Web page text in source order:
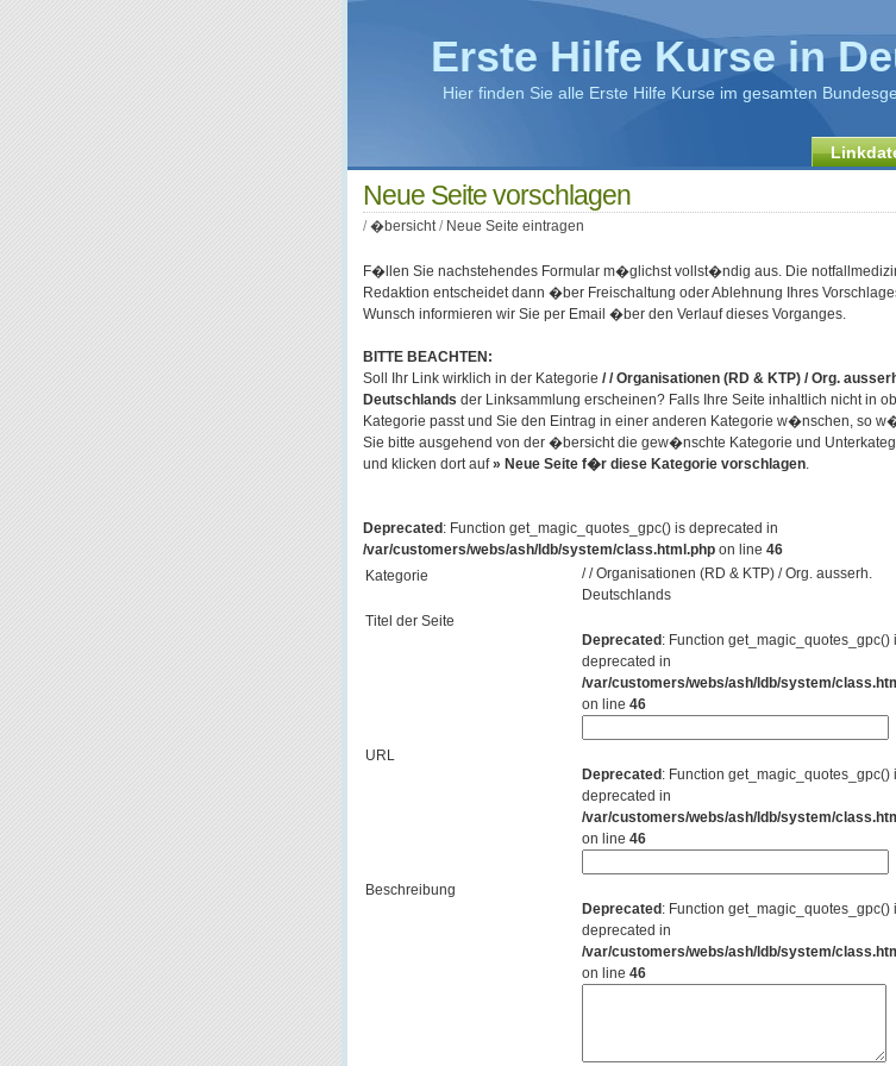
Erste Hilfe Kurse in
Hier finden Sie alle Erste Hilfe Kurse im gesamten
Neue Seite vorschlagen
/ �bersicht/ Neue Seite eintragen
F�llen Sie nachstehendes Formular m�glichst vollst�ndig aus. Die
Redaktion entscheidet dann �ber Freischaltung oder Ablehnung Ihres
Wunsch informieren wir Sie per Email �ber den Verlauf dieses Vorganges.
BITTE BEACHTEN:
Soll Ihr Link wirklich in der Kategorie / / Organisationen (RD & KTP) / Org.
Deutschlands der Linksammlung erscheinen? Falls Ihre Seite inhaltlich nicht in
Kategorie passt und Sie den Eintrag in einer anderen Kategorie w�nschen, so
Sie bitte ausgehend von der �bersicht die gew�nschte Kategorie und
und klicken dort auf» Neue Seite f�r diese Kategorie vorschlagen.
Deprecated : Function get_magic_quotes_gpc() is deprecated in
/var/customers/webs/ash/ldb/system/class.html.php on line 46
Kategorie
/ / Organisationen (RD & KTP) / Org. ausserh.
Deutschlands
Titel der Seite
Deprecated : Function get_magic_quotes_gpc()
deprecated in
/var/customers/webs/ash/ldb/system/
on line 46
URL
Deprecated : Function get_magic_quotes_gpc()
deprecated in
/var/customers/webs/ash/ldb/system/
on line 46
Beschreibung
Deprecated : Function get_magic_quotes_gpc()
deprecated in
/var/customers/webs/ash/ldb/system/
on line 46